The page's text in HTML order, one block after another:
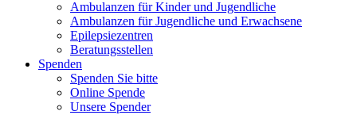
Ambulanzen für Kinder und Jugendliche
Ambulanzen für Jugendliche und Erwachsene
Epilepsiezentren
Beratungsstellen
Spenden
Spenden Sie bitte
Online Spende
Unsere Spender